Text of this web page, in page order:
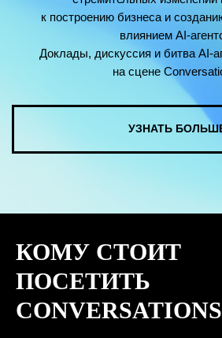
КОМУ СТОИТ
ПОСЕТИТЬ
CONVERSATIONS